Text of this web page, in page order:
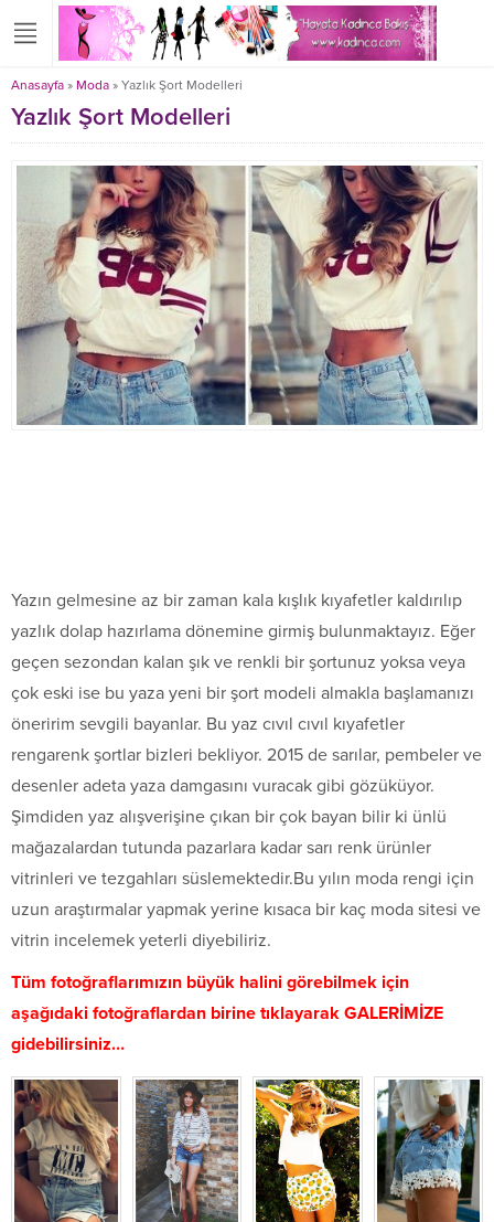
Anasayfa » Moda » Yazlık Şort Modelleri
Yazlık Şort Modelleri
Yazın gelmesine az bir zaman kala kışlık kıyafetler kaldırılıp
yazlık dolap hazırlama dönemine girmiş bulunmaktayız. Eğer
geçen sezondan kalan şık ve renkli bir şortunuz yoksa veya
çok eski ise bu yaza yeni bir şort modeli almakla başlamanızı
öneririm sevgili bayanlar. Bu yaz cıvıl cıvıl kıyafetler
rengarenk şortlar bizleri bekliyor. 2015 de sarılar, pembeler ve
desenler adeta yaza damgasını vuracak gibi gözüküyor.
Şimdiden yaz alışverişine çıkan bir çok bayan bilir ki ünlü
mağazalardan tutunda pazarlara kadar sarı renk ürünler
vitrinleri ve tezgahları süslemektedir.Bu yılın moda rengi için
uzun araştırmalar yapmak yerine kısaca bir kaç moda sitesi ve
vitrin incelemek yeterli diyebiliriz.
Tüm fotoğraflarımızın büyük halini görebilmek için
aşağıdaki fotoğraflardan birine tıklayarak GALERİMİZE
gidebilirsiniz…